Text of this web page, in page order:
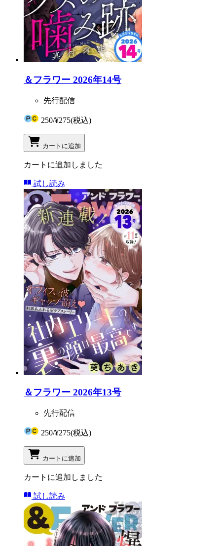
＆フラワー 2026年14号
先行配信
250/¥275(税込)
カートに追加
カートに追加しました
試し読み
＆フラワー 2026年13号
先行配信
250/¥275(税込)
カートに追加
カートに追加しました
試し読み